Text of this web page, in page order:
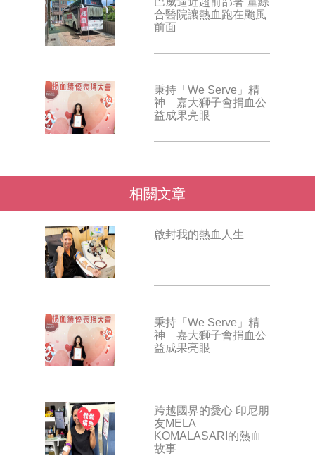
合醫院讓熱血跑在颱風
前面
秉持「We Serve」精
神 嘉大獅子會捐血公
益成果亮眼
相關文章
啟封我的熱血人生
秉持「We Serve」精
神 嘉大獅子會捐血公
益成果亮眼
跨越國界的愛心 印尼朋
友MELA
KOMALASARI的熱血
故事